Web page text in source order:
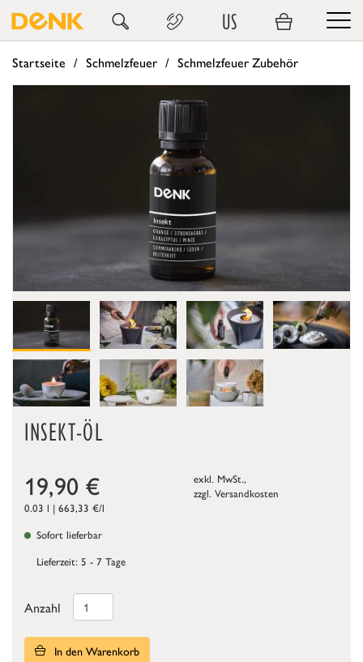
US
Startseite Schmelzfeuer Schmelzfeuer Zubehör
INSEKT-ÖL
19,90 €
exkl. MwSt.,
zzgl. Versandkosten
0.03 l | 663,33 €/l
Sofort lieferbar
Lieferzeit: 5 - 7 Tage
Anzahl
In den Warenkorb